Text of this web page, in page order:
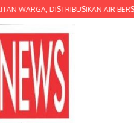
DISTRIBUSIKAN AIR BERSIH SAAT